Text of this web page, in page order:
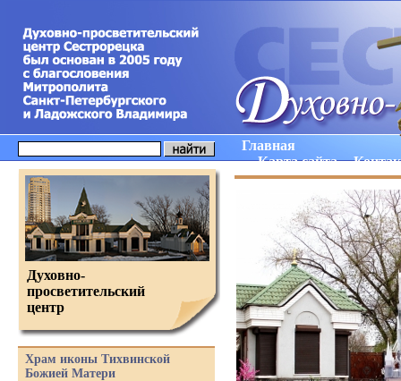
Главная
Карта сайта
Духовно-
просветительский
центр
Храм иконы Тихвинской
Божией Матери